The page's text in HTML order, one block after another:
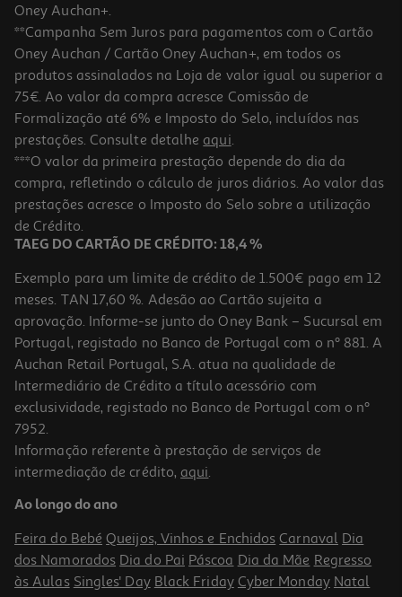
Brinquedo Gato Kong Wrangler Abacate
6.99 €/un
6,99 €
Brinquedo Para Gato Kong Pull-A-Partz Sushi
14.99 €/un
14,99 €
Oney Auchan+.
**Campanha Sem Juros para pagamentos com o Cartão
Oney Auchan / Cartão Oney Auchan+, em todos os
produtos assinalados na Loja de valor igual ou superior a
75€. Ao valor da compra acresce Comissão de
Formalização até 6% e Imposto do Selo, incluídos nas
prestações. Consulte detalhe aqui.
***O valor da primeira prestação depende do dia da
compra, refletindo o cálculo de juros diários. Ao valor das
prestações acresce o Imposto do Selo sobre a utilização
de Crédito.
TAEG DO CARTÃO DE CRÉDITO: 18,4 %
Exemplo para um limite de crédito de 1.500€ pago em 12
meses. TAN 17,60 %. Adesão ao Cartão sujeita a
aprovação. Informe-se junto do Oney Bank – Sucursal em
Portugal, registado no Banco de Portugal com o nº 881. A
Auchan Retail Portugal, S.A. atua na qualidade de
Intermediário de Crédito a título acessório com
exclusividade, registado no Banco de Portugal com o nº
7952.
Informação referente à prestação de serviços de
intermediação de crédito, aqui.
Ao longo do ano
Feira do Bebé Queijos, Vinhos e Enchidos Carnaval Dia
dos Namorados Dia do Pai Páscoa Dia da Mãe Regresso
às Aulas Singles' Day Black Friday Cyber Monday Natal